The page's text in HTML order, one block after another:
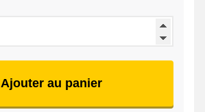
Ajouter au panier